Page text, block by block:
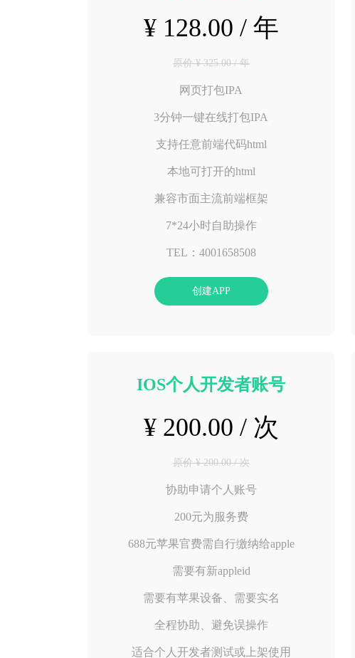
¥ 128.00 / 年
原价 ¥ 325.00 / 年
网页打包IPA
3分钟一键在线打包IPA
支持任意前端代码html
本地可打开的html
兼容市面主流前端框架
7*24小时自助操作
TEL：4001658508
创建APP
IOS个人开发者账号
¥ 200.00 / 次
原价 ¥ 200.00 / 次
协助申请个人账号
200元为服务费
688元苹果官费需自行缴纳给apple
需要有新appleid
需要有苹果设备、需要实名
全程协助、避免误操作
适合个人开发者测试或上架使用